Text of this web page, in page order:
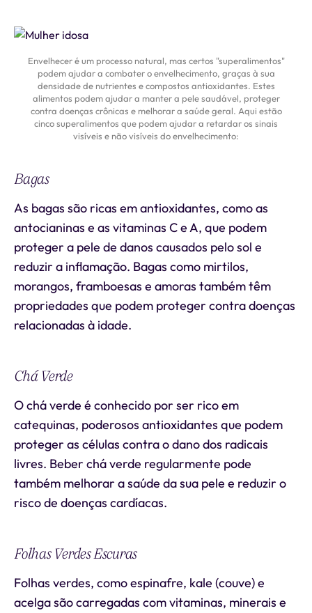
Envelhecer é um processo natural, mas certos "superalimentos"
podem ajudar a combater o envelhecimento, graças à sua
densidade de nutrientes e compostos antioxidantes. Estes
alimentos podem ajudar a manter a pele saudável, proteger
contra doenças crônicas e melhorar a saúde geral. Aqui estão
cinco superalimentos que podem ajudar a retardar os sinais
visíveis e não visíveis do envelhecimento:
Bagas
As bagas são ricas em antioxidantes, como as
antocianinas e as vitaminas C e A, que podem
proteger a pele de danos causados pelo sol e
reduzir a inflamação. Bagas como mirtilos,
morangos, framboesas e amoras também têm
propriedades que podem proteger contra doenças
relacionadas à idade.
Chá Verde
O chá verde é conhecido por ser rico em
catequinas, poderosos antioxidantes que podem
proteger as células contra o dano dos radicais
livres. Beber chá verde regularmente pode
também melhorar a saúde da sua pele e reduzir o
risco de doenças cardíacas.
Folhas Verdes Escuras
Folhas verdes, como espinafre, kale (couve) e
acelga são carregadas com vitaminas, minerais e